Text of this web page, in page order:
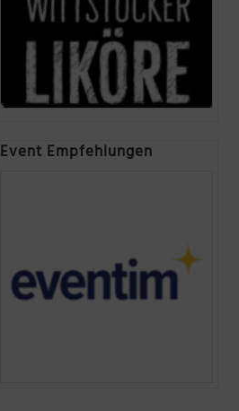
Event Empfehlungen